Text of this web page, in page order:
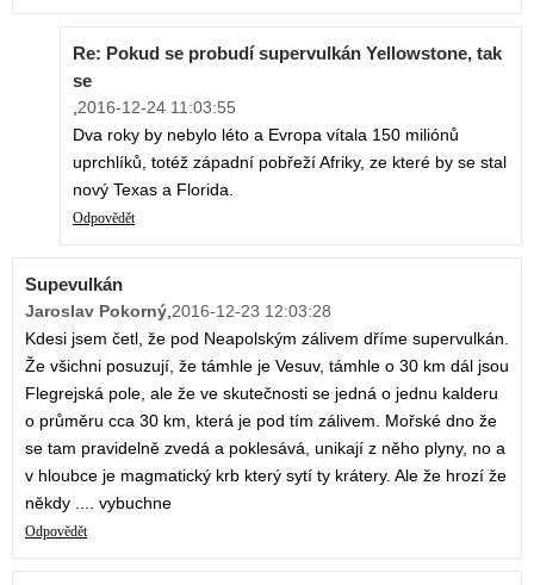
Re: Pokud se probudí supervulkán Yellowstone, tak
se
,2016-12-24 11:03:55
Dva roky by nebylo léto a Evropa vítala 150 miliónů
uprchlíků, totéž západní pobřeží Afriky, ze které by se stal
nový Texas a Florida.
Odpovědět
Supevulkán
Jaroslav Pokorný,2016-12-23 12:03:28
Kdesi jsem četl, že pod Neapolským zálivem dříme supervulkán.
Že všichni posuzují, že támhle je Vesuv, támhle o 30 km dál jsou
Flegrejská pole, ale že ve skutečnosti se jedná o jednu kalderu
o průměru cca 30 km, která je pod tím zálivem. Mořské dno že
se tam pravidelně zvedá a poklesává, unikají z něho plyny, no a
v hloubce je magmatický krb který sytí ty krátery. Ale že hrozí že
někdy .... vybuchne
Odpovědět